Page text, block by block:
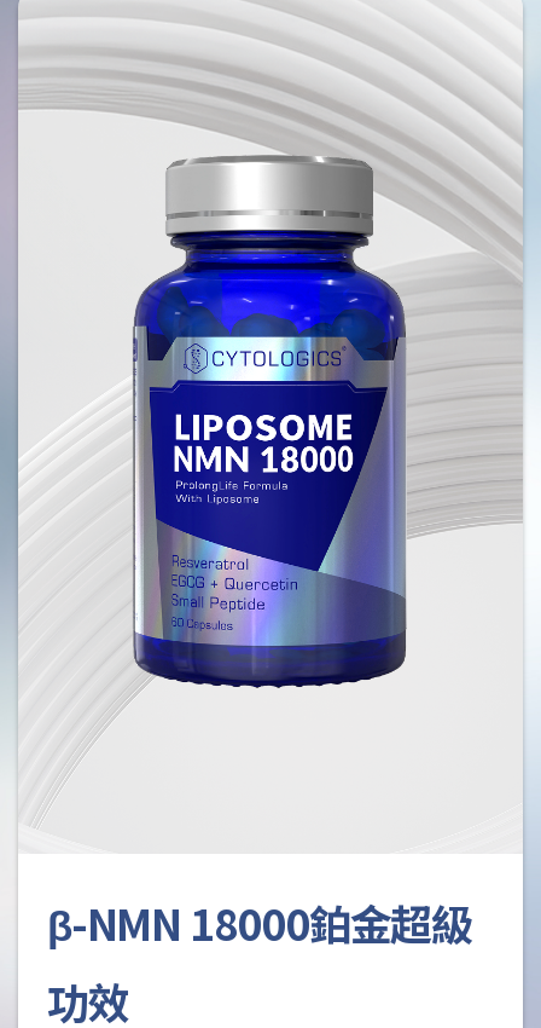
β-NMN 18000鉑金超級
功效